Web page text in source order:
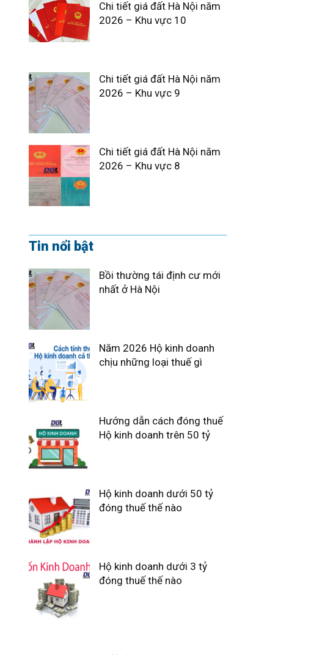
Chi tiết giá đất Hà Nội năm
2026 – Khu vực 10
Chi tiết giá đất Hà Nội năm
2026 – Khu vực 9
Chi tiết giá đất Hà Nội năm
2026 – Khu vực 8
Tin nổi bật
Bồi thường tái định cư mới
nhất ở Hà Nội
Năm 2026 Hộ kinh doanh
chịu những loại thuế gì
Hướng dẫn cách đóng thuế
Hộ kinh doanh trên 50 tỷ
Hộ kinh doanh dưới 50 tỷ
đóng thuế thế nào
Hộ kinh doanh dưới 3 tỷ
đóng thuế thế nào